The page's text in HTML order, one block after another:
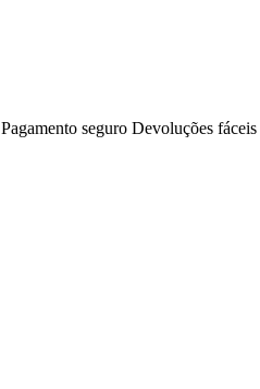
Pagamento seguro Devoluções fáceis